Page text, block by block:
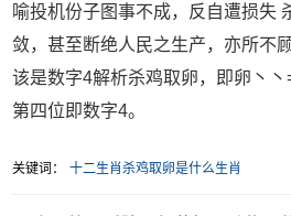
喻投机份子图事不成，反自遭损失
敛，甚至断绝人民之生产，亦所不
该是数字4解析杀鸡取卵，即卵丶
第四位即数字4。
关键词： 十二生肖杀鸡取卵是什么生肖